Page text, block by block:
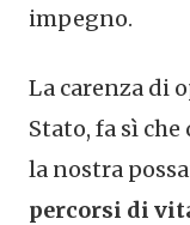
impegno.
La carenza di
Stato, fa sì
la nostra
percorsi di